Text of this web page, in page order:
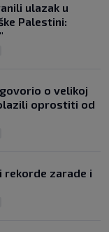
ulazak u
Palestini:
o velikoj
oprostiti od
rekorde zarade i